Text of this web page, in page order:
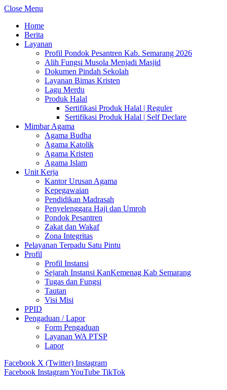
Close Menu
Home
Berita
Layanan
Profil Pondok Pesantren Kab. Semarang 2026
Alih Fungsi Musola Menjadi Masjid
Dokumen Pindah Sekolah
Layanan Bimas Kristen
Lagu Merdu
Produk Halal
Sertifikasi Produk Halal | Reguler
Sertifikasi Produk Halal | Self Declare
Mimbar Agama
Agama Budha
Agama Katolik
Agama Kristen
Agama Islam
Unit Kerja
Kantor Urusan Agama
Kepegawaian
Pendidikan Madrasah
Penyelenggara Haji dan Umroh
Pondok Pesantren
Zakat dan Wakaf
Zona Integritas
Pelayanan Terpadu Satu Pintu
Profil
Profil Instansi
Sejarah Instansi KanKemenag Kab Semarang
Tugas dan Fungsi
Tautan
Visi Misi
PPID
Pengaduan / Lapor
Form Pengaduan
Layanan WA PTSP
Lapor
Facebook X (Twitter) Instagram
Facebook InstagramYouTube TikTok